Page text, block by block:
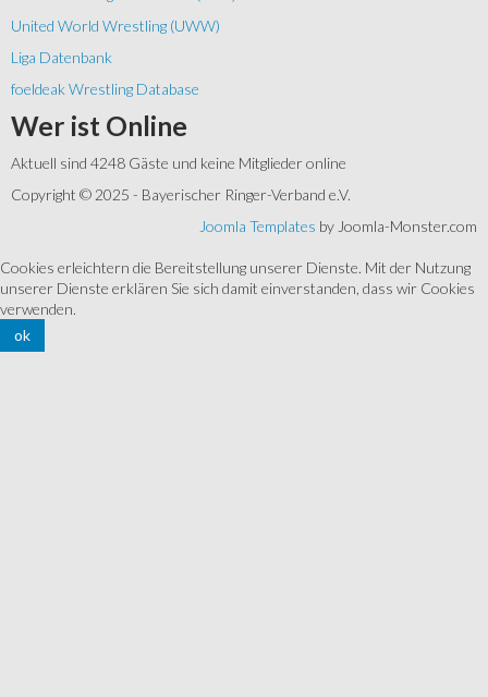
United World Wrestling (UWW)
Liga Datenbank
foeldeak Wrestling Database
Wer ist Online
Aktuell sind 4248 Gäste und keine Mitglieder online
Copyright © 2025 - Bayerischer Ringer-Verband e.V.
Joomla Templates by Joomla-Monster.com
Cookies erleichtern die Bereitstellung unserer Dienste. Mit der Nutzung
unserer Dienste erklären Sie sich damit einverstanden, dass wir Cookies
verwenden.
ok